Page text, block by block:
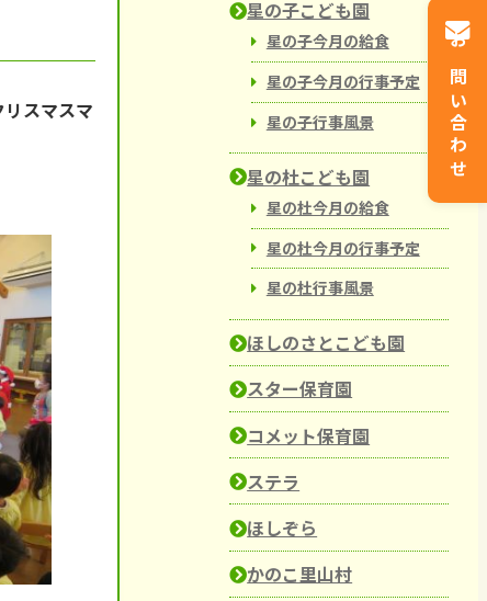
スマスマ
星の子こども園
星の子今月の給食
星の子今月の行事予定
星の子行事風景
星の杜こども園
星の杜今月の給食
星の杜今月の行事予定
星の杜行事風景
ほしのさとこども園
スター保育園
コメット保育園
ステラ
ほしぞら
かのこ里山村
お問い合わせ